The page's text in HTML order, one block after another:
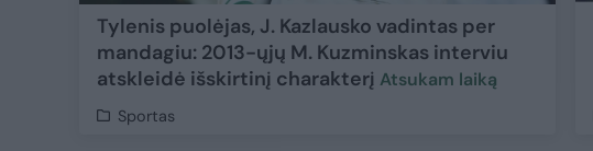
Tylenis puolėjas, J. Kazlausko vadintas per
mandagiu: 2013-ųjų M. Kuzminskas interviu
atskleidė išskirtinį charakterį Atsukam laiką
Sportas